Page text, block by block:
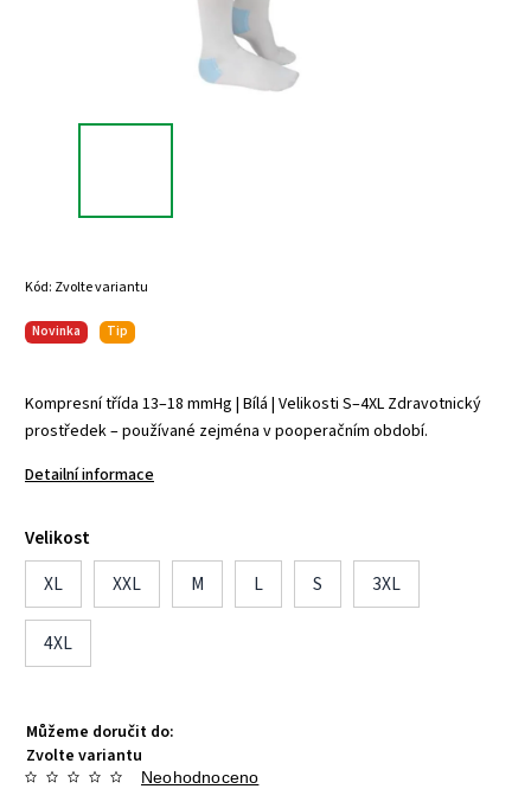
Kód: Zvolte variantu
Novinka Tip
Kompresní třída 13–18 mmHg | Bílá | Velikosti S–4XL Zdravotnický
prostředek – používané zejména v pooperačním období.
Detailní informace
Velikost
XL
XXL M L S 3XL
4XL
Můžeme doručit do:
Zvolte variantu
Neohodnoceno